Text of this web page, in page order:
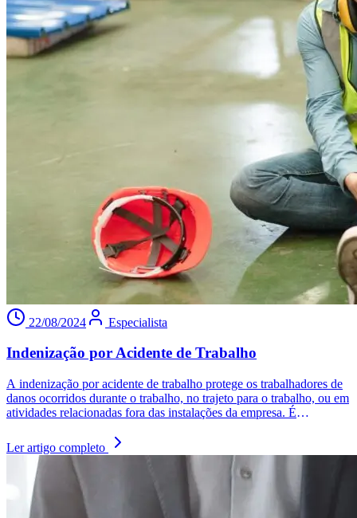
22/08/2024 Especialista
Indenização por Acidente de Trabalho
A indenização por acidente de trabalho protege os trabalhadores de
danos ocorridos durante o trabalho, no trajeto para o trabalho, ou em
atividades relacionadas fora das instalações da empresa. É
pela CLT e pela Lei nº 8.213/1991. Os direitos incluem afastamento
remunerado, indenizações por danos morais e materiais, e cobertura
médica. Medidas preventivas, como treinamento, uso de EPIs e
manutenção adequada, são essenciais para minimizar riscos e
garantir a segurança no ambiente de trabalho.
Ler artigo completo